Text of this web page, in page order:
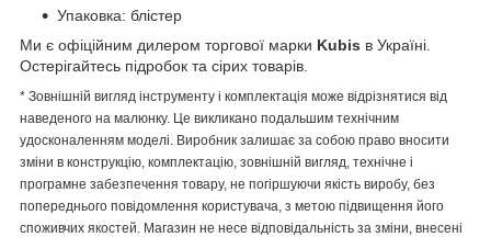
Упаковка: блістер
Ми є офіційним дилером торгової марки Kubis в Україні.
Остерігайтесь підробок та сірих товарів.
* Зовнішній вигляд інструменту і комплектація може відрізнятися від
наведеного на малюнку. Це викликано подальшим технічним
удосконаленням моделі. Виробник залишає за собою право вносити
зміни в конструкцію, комплектацію, зовнішній вигляд, технічне і
програмне забезпечення товару, не погіршуючи якість виробу, без
попереднього повідомлення користувача, з метою підвищення його
споживчих якостей. Магазин не несе відповідальність за зміни, внесені